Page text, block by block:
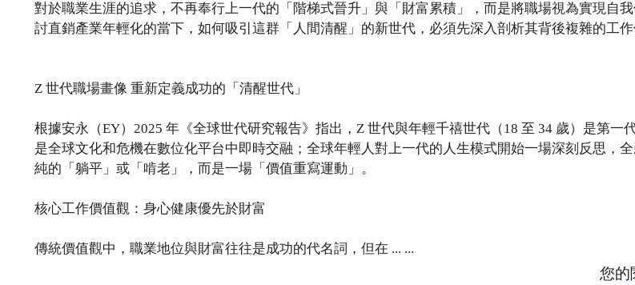
對於職業生涯的追求，不再奉行上一代的「階梯式晉升」與「財富累積」，而是將職場視為實現自
討直銷產業年輕化的當下，如何吸引這群「人間清醒」的新世代，必須先深入剖析其背後複雜的工作
Z 世代職場畫像 重新定義成功的「清醒世代」
根據安永（EY）2025 年《全球世代研究報告》指出，Z 世代與年輕千禧世代（18 至 34 歲）是第一
是全球文化和危機在數位化平台中即時交融；全球年輕人對上一代的人生模式開始一場深刻反思，
純的「躺平」或「啃老」，而是一場「價值重寫運動」。
核心工作價值觀：身心健康優先於財富
傳統價值觀中，職業地位與財富往往是成功的代名詞，但在 ... ...
您的